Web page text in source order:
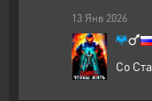
13 Янв 2026
Со